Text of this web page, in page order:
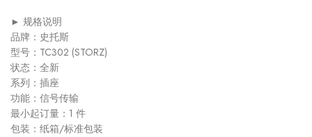
► 规格说明
品牌：史托斯
型号：TC302 (STORZ)
状态：全新
系列：插座
功能：信号传输
最小起订量：1 件
包装：纸箱/标准包装